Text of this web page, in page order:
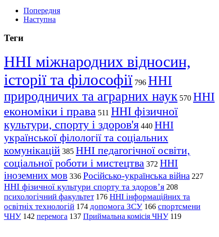
Попередня
Наступна
Теги
ННІ міжнародних відносин,
історії та філософії 796 ННІ
природничих та аграрних наук 570 ННІ
економіки і права 511 ННІ фізичної
культури, спорту і здоров'я 440 ННІ
української філології та соціальних
комунікацій 385 ННІ педагогічної освіти,
соціальної роботи і мистецтва 372 ННІ
іноземних мов 336 Російсько-українська війна 227
ННІ фізичної культури спорту та здоров’я 208
психологічний факультет 176 ННІ інформаційних та
освітніх технологій 174 допомога ЗСУ 166 спортсмени
ЧНУ 142 перемога 137 Приймальна комісія ЧНУ 119